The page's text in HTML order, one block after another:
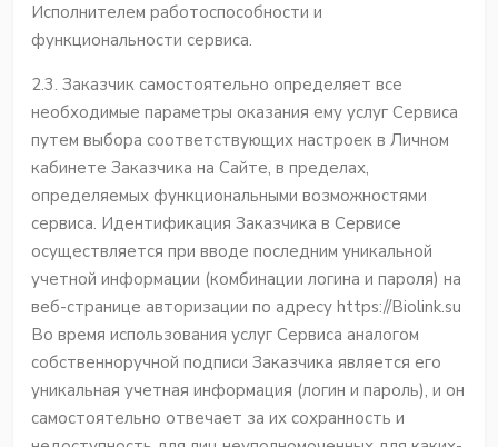
Исполнителем работоспособности и
функциональности сервиса.
2.3. Заказчик самостоятельно определяет все
необходимые параметры оказания ему услуг Сервиса
путем выбора соответствующих настроек в Личном
кабинете Заказчика на Сайте, в пределах,
определяемых функциональными возможностями
сервиса. Идентификация Заказчика в Сервисе
осуществляется при вводе последним уникальной
учетной информации (комбинации логина и пароля) на
веб-странице авторизации по адресу https://Biolink.su
Во время использования услуг Cервиса аналогом
собственноручной подписи Заказчика является его
уникальная учетная информация (логин и пароль), и он
самостоятельно отвечает за их сохранность и